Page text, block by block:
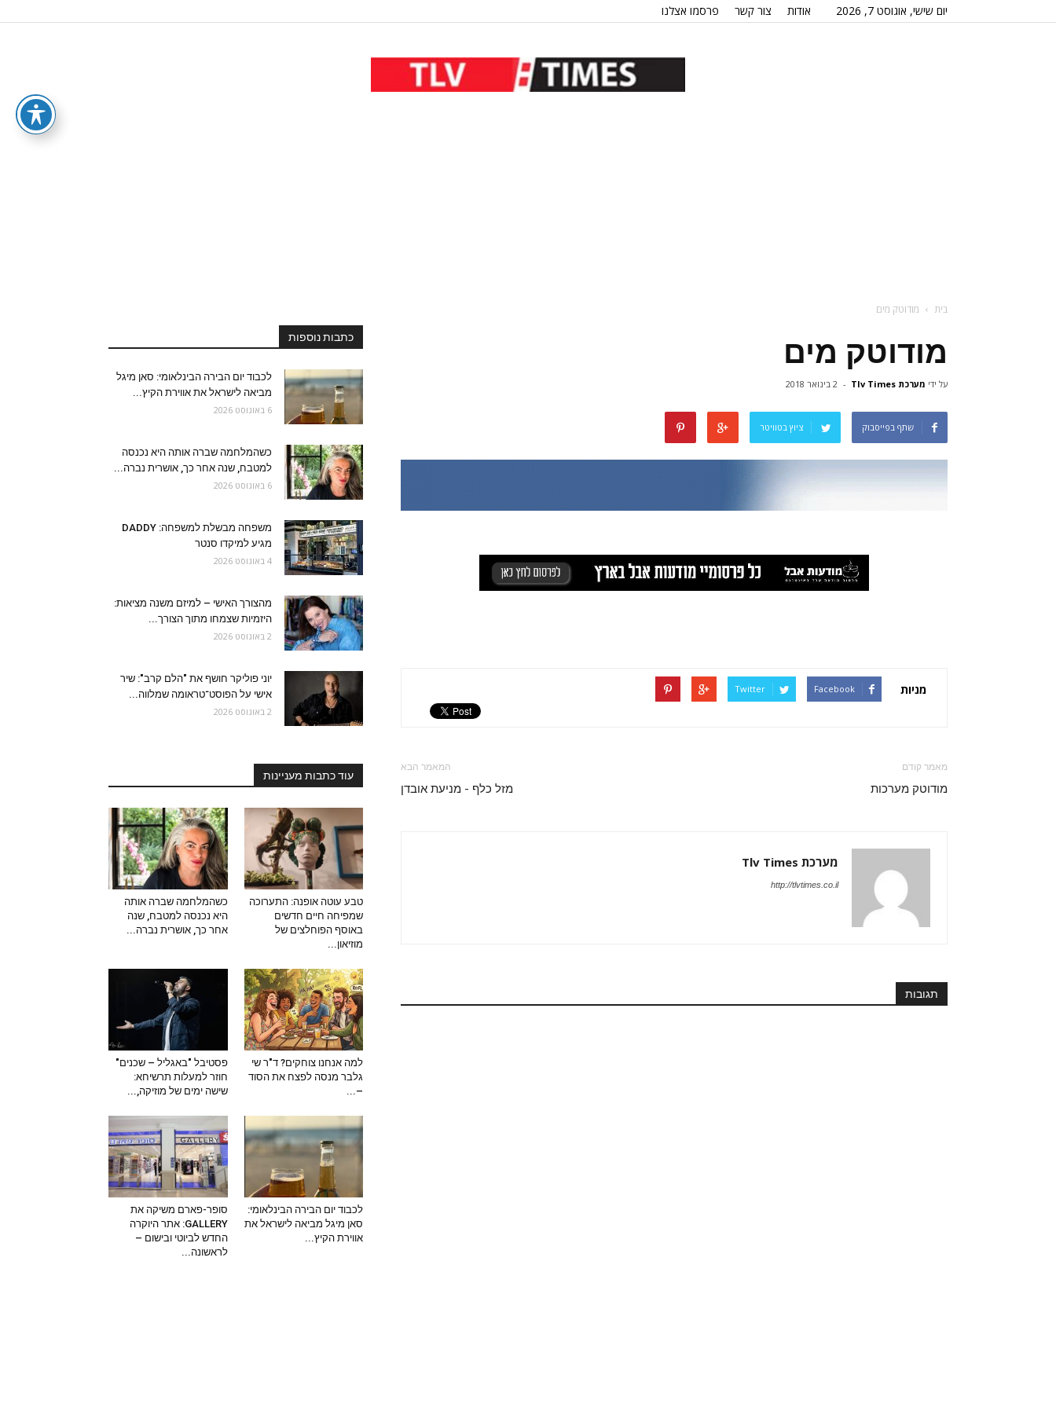
יום שישי, אוגוסט 7, 2026 אודות צור קשר פרסמו אצלנו
בית מודוטק מים
מודוטק מים
על ידי מערכת Tlv Times - 2 בינואר 2018
שתף בפייסבוק ציוץ בטוויטר
מניות Facebook
Twitter
מאמר קודם
מודוטק מערכות
המאמר הבא
מזל כלף - מניעת אובדן
מערכת Tlv Times
http://tlvtimes.co.il
תגובות
כתבות נוספות
לכבוד יום הבירה הבינלאומי: סאן מיגל
מביאה לישראל את אווירת הקיץ...
6 באוגוסט 2026
כשהמלחמה שברה אותה היא נכנסה
למטבח, שנה אחר כך, אושרית נברה...
6 באוגוסט 2026
משפחה מבשלת למשפחה: DADDY
מגיע למיקדו סנטר
4 באוגוסט 2026
מהצורך האישי – למיזם משנה מציאות:
היזמיות שצמחו מתוך הצורך...
2 באוגוסט 2026
יוני פוליקר חושף את "הלם קרב": שיר
אישי על הפוסט־טראומה שמלווה...
2 באוגוסט 2026
עוד כתבות מעניינות
טבע עוטה אופנה: התערוכה
שמפיחה חיים חדשים
באוסף הפוחלצים של
מוזיאון...
כשהמלחמה שברה אותה
היא נכנסה למטבח, שנה
אחר כך, אושרית נברה...
למה אנחנו צוחקים? ד"ר שי
גלבר מנסה לפצח את הסוד
–...
פסטיבל "באגליל – שכנים"
חוזר למעלות תרשיחא:
שישה ימים של מוזיקה,...
לכבוד יום הבירה הבינלאומי:
סאן מיגל מביאה לישראל את
אווירת הקיץ...
סופר-פארם משיקה את
GALLERY: אתר היוקרה
החדש לביוטי ובישום –
לראשונה...